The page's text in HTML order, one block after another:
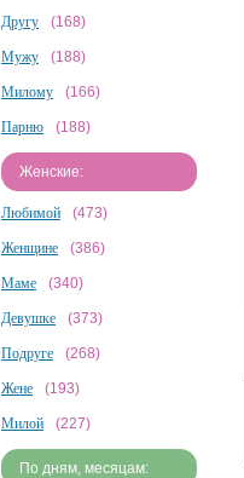
Другу (168)
Мужу (188)
Милому (166)
Парню (188)
Женские:
Любимой (473)
Женщине (386)
Маме (340)
Девушке (373)
Подруге (268)
Жене (193)
Милой (227)
По дням, месяцам: